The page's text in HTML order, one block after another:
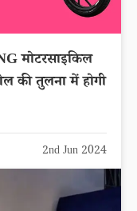
मोटरसाइकिल
की तुलना में होगी
2nd Jun 2024